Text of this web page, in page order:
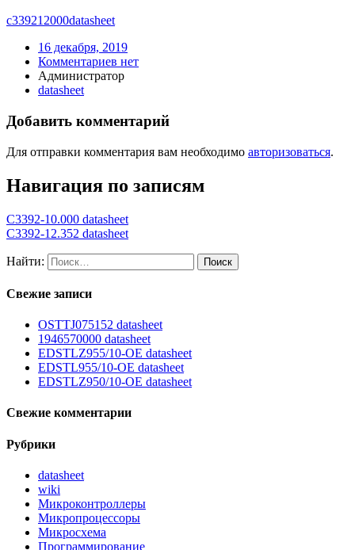
c339212000datasheet
16 декабря, 2019
Комментариев нет
Администратор
datasheet
Добавить комментарий
Для отправки комментария вам необходимо авторизоваться.
Навигация по записям
C3392-10.000 datasheet
C3392-12.352 datasheet
Найти:
Свежие записи
OSTTJ075152 datasheet
1946570000 datasheet
EDSTLZ955/10-OE datasheet
EDSTL955/10-OE datasheet
EDSTLZ950/10-OE datasheet
Свежие комментарии
Рубрики
datasheet
wiki
Микроконтроллеры
Микропроцессоры
Микросхема
Программирование